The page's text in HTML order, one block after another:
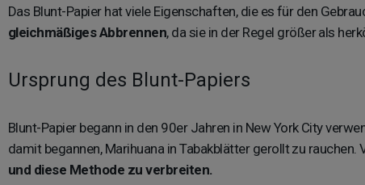
Das Blunt-Papier hat viele Eigenschaften, die es für den
gleichmäßiges Abbrennen, da sie in der Regel größer als
Ursprung des Blunt-Papiers
Blunt-Papier begann in den 90er Jahren in New York City
damit begannen, Marihuana in Tabakblätter gerollt zu
und diese Methode zu verbreiten.